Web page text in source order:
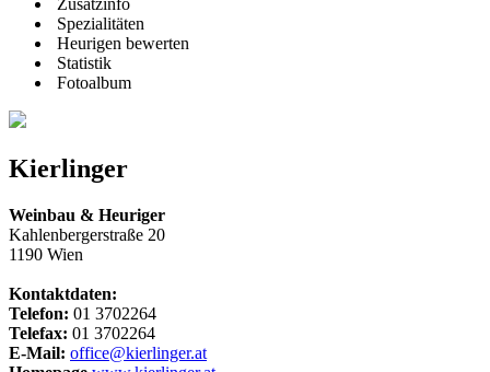
Zusatzinfo
Spezialitäten
Heurigen bewerten
Statistik
Fotoalbum
Kierlinger
Weinbau & Heuriger
Kahlenbergerstraße 20
1190 Wien
Kontaktdaten:
Telefon: 01 3702264
Telefax: 01 3702264
E-Mail: office@kierlinger.at